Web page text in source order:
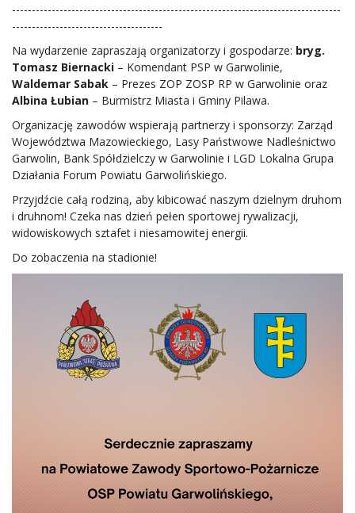
-----------------------------------------------------------------------------------
--------------------------------------
Na wydarzenie zapraszają organizatorzy i gospodarze: bryg.
Tomasz Biernacki – Komendant PSP w Garwolinie,
Waldemar Sabak – Prezes ZOP ZOSP RP w Garwolinie oraz
Albina Łubian – Burmistrz Miasta i Gminy Pilawa.
Organizację zawodów wspierają partnerzy i sponsorzy: Zarząd
Województwa Mazowieckiego, Lasy Państwowe Nadleśnictwo
Garwolin, Bank Spółdzielczy w Garwolinie i LGD Lokalna Grupa
Działania Forum Powiatu Garwolińskiego.
Przyjdźcie całą rodziną, aby kibicować naszym dzielnym druhom
i druhnom! Czeka nas dzień pełen sportowej rywalizacji,
widowiskowych sztafet i niesamowitej energii.
Do zobaczenia na stadionie!